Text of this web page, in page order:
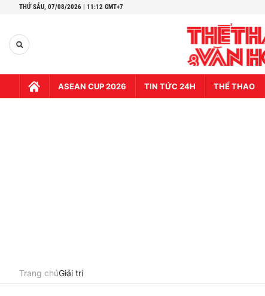
THỨ SÁU, 07/08/2026 | 11:12 GMT+7
ASEAN CUP 2026 TIN TỨC 24H THỂ THAO
Trang chủGiải trí